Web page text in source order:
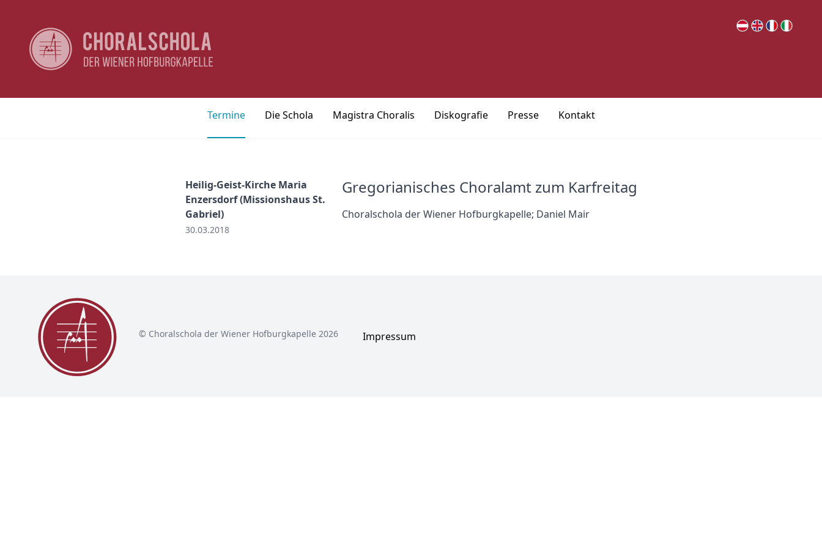
Termine Die Schola Magistra Choralis Diskografie Presse Kontakt
Heilig-Geist-Kirche Maria
Enzersdorf (Missionshaus St.
Gabriel)
30.03.2018
Gregorianisches Choralamt zum Karfreitag
Choralschola der Wiener Hofburgkapelle; Daniel Mair
© Choralschola der Wiener Hofburgkapelle 2026 Impressum